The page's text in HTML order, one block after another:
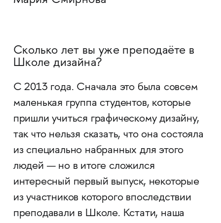
Сколько лет вы уже преподаёте в
Школе дизайна?
С 2013 года. Сначала это была совсем
маленькая группа студентов, которые
пришли учиться графическому дизайну,
так что нельзя сказать, что она состояла
из специально набранных для этого
людей — но в итоге сложился
интересный первый выпуск, некоторые
из участников которого впоследствии
преподавали в Школе. Кстати, наша